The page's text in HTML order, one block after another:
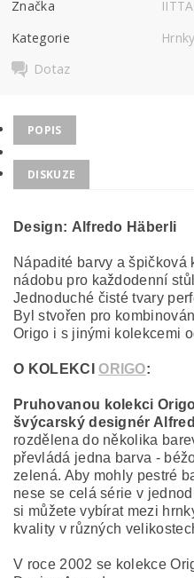
Značka
Kategorie
Dotaz
POPIS
DISKUZE
Design: Alfredo Häberli
Nápadité barvy a
nádobu pro každodenní
Jednoduché čisté tvary
Byl stvořen pro
Origo i s jinými kolekcemi
O KOLEKCIORIGO:
Pruhovanou kolekci
švýcarský designér
rozdělena do několika
převládá jedna barva -
zelená. Aby mohly pestré
nese se celá série v
si můžete vybírat mezi
kvality v různých
V roce 2002 se kolekce